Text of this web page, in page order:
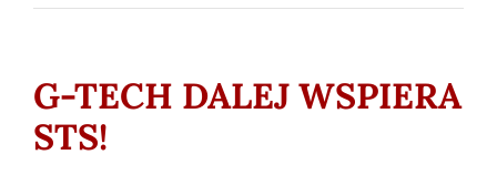
Drużyny
G-TECH DALEJ WSPIERA
STS!